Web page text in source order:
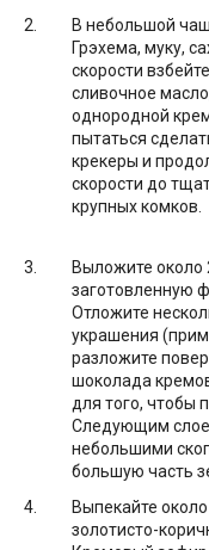
В небольшой
Грэхема, муку,
скорости
сливочное
однородной
пытаться
крекеры и
скорости до
крупных комков.
Выложите около
заготовленную
Отложите
украшения
разложите
шоколада
для того, чтобы
Следующим
небольшими
большую часть
Выпекайте
золотисто-